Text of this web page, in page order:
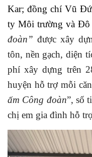
Kar; đồng chí Vũ
ty Môi trường và
đoàn” được xây
tôn, nền gạch, diện
phí xây dựng trên
huyện hỗ trợ mỗi
ấm Công đoàn”, số
chị em gia đình hỗ